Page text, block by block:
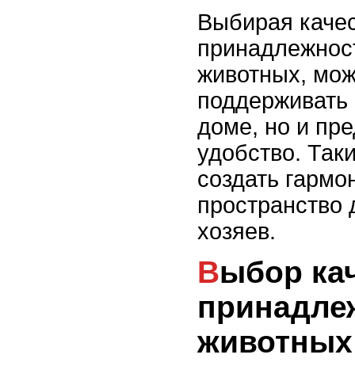
Выбирая
животных,
поддерживать
доме, но и
удобство.
создать
хозяев.
Выбор качественных
животных